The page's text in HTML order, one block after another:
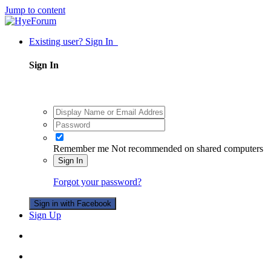
Jump to content
Existing user? Sign In
Sign In
Remember me Not recommended on shared computers
Sign In
Forgot your password?
Sign in with Facebook
Sign Up